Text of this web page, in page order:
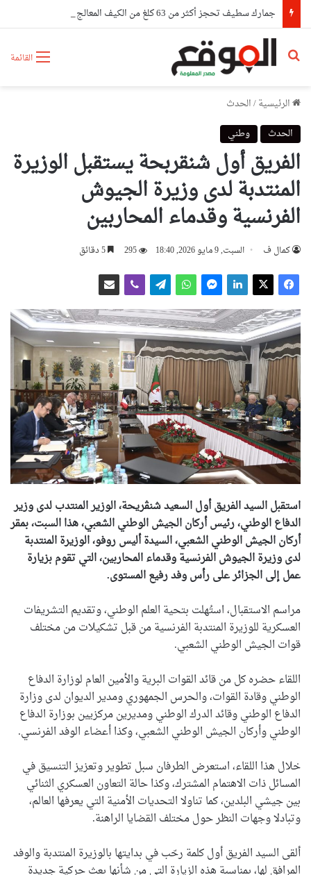
القائمة بحث عن
الرئيسية/الحدث
الحدث
وطني
الفريق أول شنقربحة يستقبل الوزيرة
المنتدبة لدى وزيرة الجيوش
الفرنسية وقدماء المحاربين
كمال ف السبت, 9 مايو 2026, 18:40 295
استقبل السيد الفريق أول السعيد شنڨريحة، الوزير المنتدب لدى وزير
الدفاع الوطني، رئيس أركان الجيش الوطني الشعبي، هذا السبت، بمقر
أركان الجيش الوطني الشعبي، السيدة أليس روفو، الوزيرة المنتدبة
لدى وزيرة الجيوش الفرنسية وقدماء المحاربين، التي تقوم بزيارة
عمل إلى الجزائر على رأس وفد رفيع المستوى.
مراسم الاستقبال، استُهلت بتحية العلم الوطني، وتقديم التشريفات
العسكرية للوزيرة المنتدبة الفرنسية من قبل تشكيلات من مختلف
قوات الجيش الوطني الشعبي.
اللقاء حضره كل من قائد القوات البرية والأمين العام لوزارة الدفاع
الوطني وقادة القوات، والحرس الجمهوري ومدير الديوان لدى وزارة
الدفاع الوطني وقائد الدرك الوطني ومديرين مركزيين بوزارة الدفاع
الوطني وأركان الجيش الوطني الشعبي، وكذا أعضاء الوفد الفرنسي.
خلال هذا اللقاء، استعرض الطرفان سبل تطوير وتعزيز التنسيق في
المسائل ذات الاهتمام المشترك، وكذا حالة التعاون العسكري الثنائي
بين جيشي البلدين، كما تناولا التحديات الأمنية التي يعرفها العالم،
وتبادلا وجهات النظر حول مختلف القضايا الراهنة.
ألقى السيد الفريق أول كلمة رحّب في بدايتها بالوزيرة المنتدبة والوفد